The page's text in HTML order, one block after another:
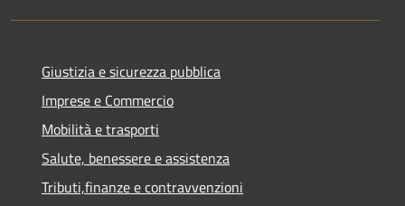
Giustizia e sicurezza pubblica
Imprese e Commercio
Mobilità e trasporti
Salute, benessere e assistenza
Tributi,finanze e contravvenzioni